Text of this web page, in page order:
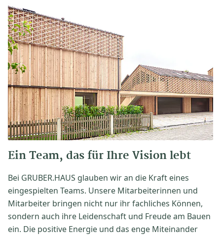
Ein Team, das für Ihre Vision lebt
Bei GRUBER.HAUS glauben wir an die Kraft eines
eingespielten Teams. Unsere Mitarbeiterinnen und
Mitarbeiter bringen nicht nur ihr fachliches Können,
sondern auch ihre Leidenschaft und Freude am Bauen
ein. Die positive Energie und das enge Miteinander